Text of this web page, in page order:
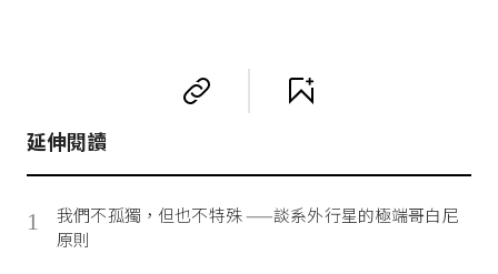
延伸閱讀
1
我們不孤獨，但也不特殊 ——談系外行星的極端哥白尼
原則